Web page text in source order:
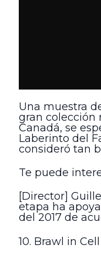
Una muestra
gran colección
Canadá, se
Laberinto del
consideró tan
Te puede
[Director]
etapa ha
del 2017 de
10. Brawl in